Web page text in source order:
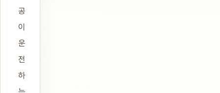
공
이
운
전
하